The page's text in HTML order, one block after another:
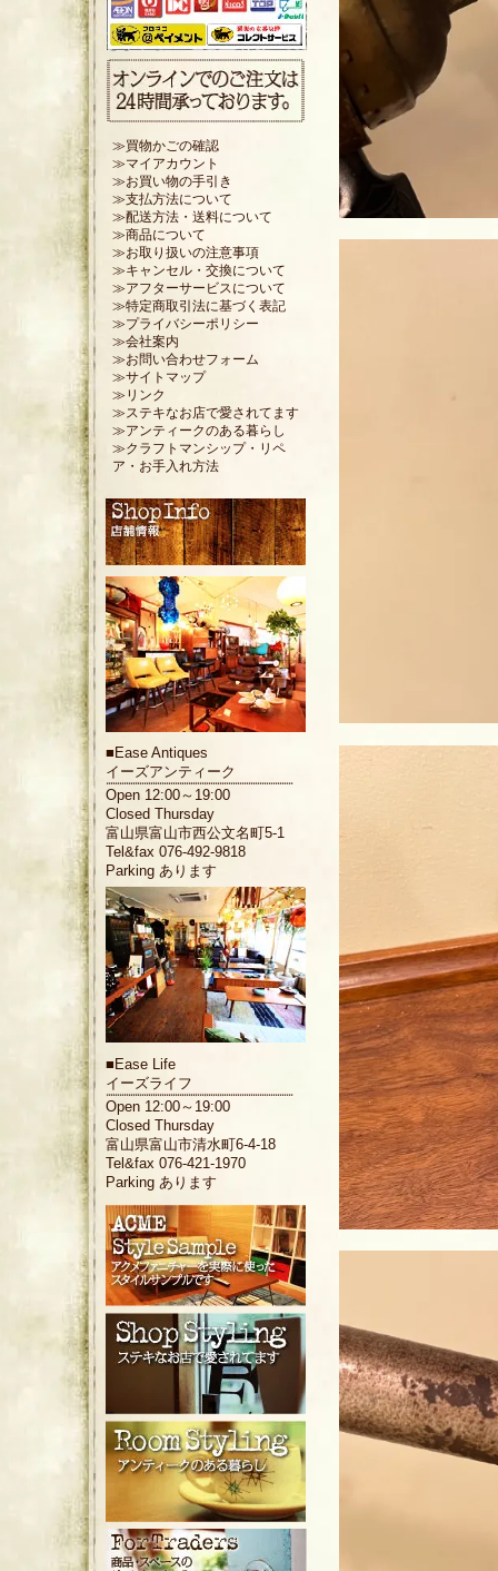
≫買物かごの確認
≫マイアカウント
≫お買い物の手引き
≫支払方法について
≫配送方法・送料について
≫商品について
≫お取り扱いの注意事項
≫キャンセル・交換について
≫アフターサービスについて
≫特定商取引法に基づく表記
≫プライバシーポリシー
≫会社案内
≫お問い合わせフォーム
≫サイトマップ
≫リンク
≫ステキなお店で愛されてます
≫アンティークのある暮らし
≫クラフトマンシップ・リペ
ア・お手入れ方法
■ Ease Antiques
イーズアンティーク
Open 12:00～19:00
Closed Thursday
富山県富山市西公文名町5-1
Tel&fax 076-492-9818
Parking あります
■ Ease Life
イーズライフ
Open 12:00～19:00
Closed Thursday
富山県富山市清水町6-4-18
Tel&fax 076-421-1970
Parking あります